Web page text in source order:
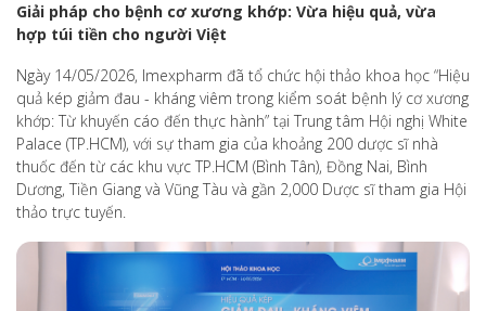
Giải pháp cho bệnh cơ xương khớp: Vừa hiệu quả, vừa
hợp túi tiền cho người Việt
Ngày 14/05/2026, Imexpharm đã tổ chức hội thảo khoa học “Hiệu
quả kép giảm đau - kháng viêm trong kiểm soát bệnh lý cơ xương
khớp: Từ khuyến cáo đến thực hành” tại Trung tâm Hội nghị White
Palace (TP.HCM), với sự tham gia của khoảng 200 dược sĩ nhà
thuốc đến từ các khu vực TP.HCM (Bình Tân), Đồng Nai, Bình
Dương, Tiền Giang và Vũng Tàu và gần 2,000 Dược sĩ tham gia Hội
thảo trực tuyến.